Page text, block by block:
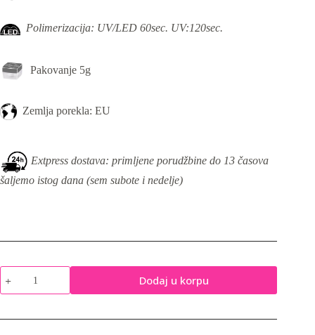
Polimerizacija: UV/LED 60sec. UV:120sec.
Pakovanje 5g
Zemlja porekla: EU
Extpress dostava: primljene porudžbine do 13 časova
šaljemo istog dana (sem subote i nedelje)
Gel
boji
-
Dodaj u korpu